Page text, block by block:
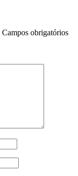
Campos obrigatórios